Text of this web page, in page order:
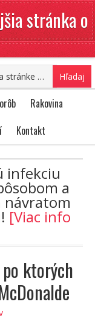
stránka o
Rakovina
Kontakt
infekciu
a
návratom
[Viac info
ktorých